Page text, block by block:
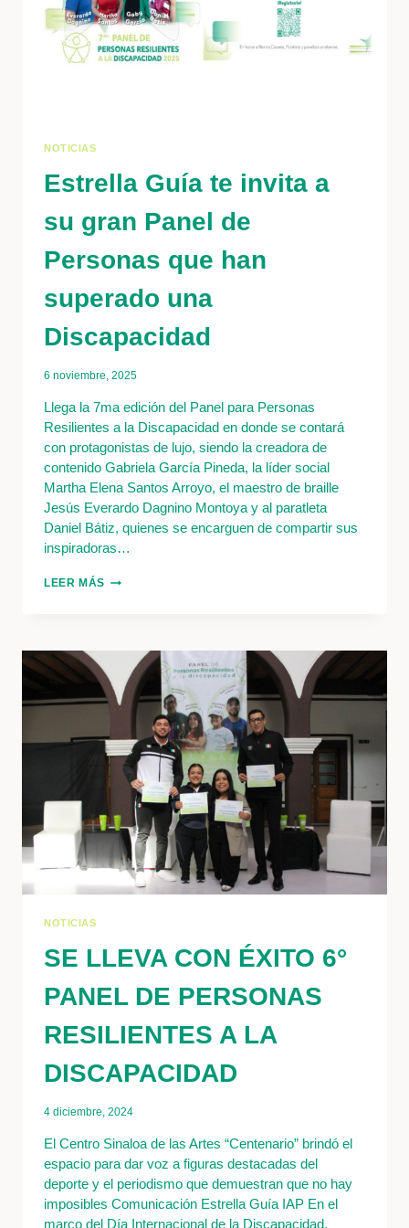
NOTICIAS
Estrella Guía te invita a
su gran Panel de
Personas que han
superado una
Discapacidad
6 noviembre, 2025
Llega la 7ma edición del Panel para Personas
Resilientes a la Discapacidad en donde se contará
con protagonistas de lujo, siendo la creadora de
contenido Gabriela García Pineda, la líder social
Martha Elena Santos Arroyo, el maestro de braille
Jesús Everardo Dagnino Montoya y al paratleta
Daniel Bátiz, quienes se encarguen de compartir sus
inspiradoras…
LEER MÁSESTRELLA
GRAN
PANEL
PERSONAS
QUE
HAN
SUPERADO
DISCAPACIDAD
NOTICIAS
SE LLEVA CON ÉXITO 6°
PANEL DE PERSONAS
RESILIENTES A LA
DISCAPACIDAD
4 diciembre, 2024
El Centro Sinaloa de las Artes “Centenario” brindó el
espacio para dar voz a figuras destacadas del
deporte y el periodismo que demuestran que no hay
imposibles Comunicación Estrella Guía IAP En el
marco del Día Internacional de la Discapacidad,